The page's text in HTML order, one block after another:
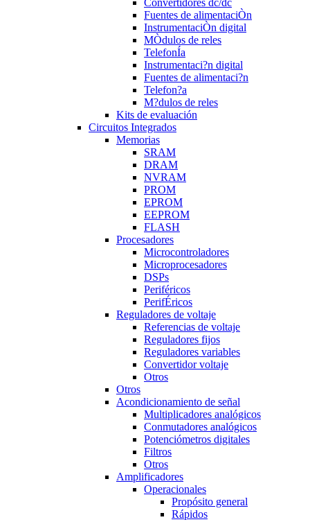
Convertidores dc/dc
Fuentes de alimentaciÒn
InstrumentaciÒn digital
MÒdulos de reles
TelefonÍa
Instrumentaci?n digital
Fuentes de alimentaci?n
Telefon?a
M?dulos de reles
Kits de evaluación
Circuitos Integrados
Memorias
SRAM
DRAM
NVRAM
PROM
EPROM
EEPROM
FLASH
Procesadores
Microcontroladores
Microprocesadores
DSPs
Periféricos
PerifÉricos
Reguladores de voltaje
Referencias de voltaje
Reguladores fijos
Reguladores variables
Convertidor voltaje
Otros
Otros
Acondicionamiento de señal
Multiplicadores analógicos
Conmutadores analógicos
Potenciómetros digitales
Filtros
Otros
Amplificadores
Operacionales
Propósito general
Rápidos